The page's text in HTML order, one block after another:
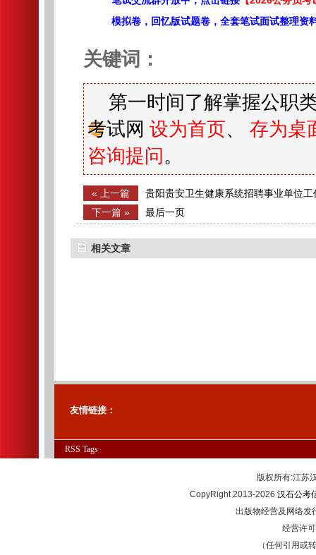
模拟卷，回忆版试题卷，全套笔试面试整理资
关键词：
第一时间了解掌握公职
考试网 设为首页、 存为桌
咨询提问 。
« 上一篇 贵阳贵安卫生健康系统招聘事业单位
（第三批）
下一篇 » 最后一页
相关文章
友情链接：
RSS Tags
版权所有:江
CopyRight 2013-2026 汉石公考
出版物经营及网络发
经营许
（任何引用或